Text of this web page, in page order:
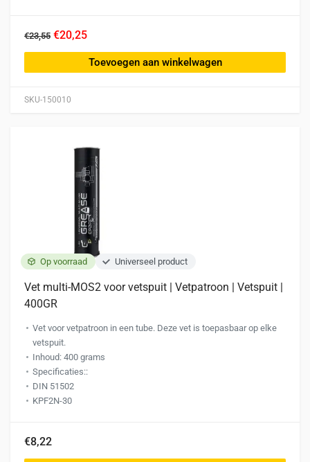
SKU-150010
€23,55 €20,25
Toevoegen aan winkelwagen
Op voorraad Universeel product
Vet multi-MOS2 voor vetspuit | Vetpatroon | Vetspuit |
400GR
Vet voor vetpatroon in een tube. Deze vet is toepasbaar op elke
vetspuit.
Inhoud: 400 grams
Specificaties::
DIN 51502
KPF2N-30
€8,22